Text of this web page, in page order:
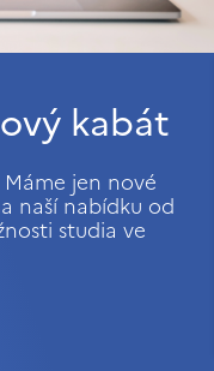
kabát
jen nové
naší nabídku od
studia ve